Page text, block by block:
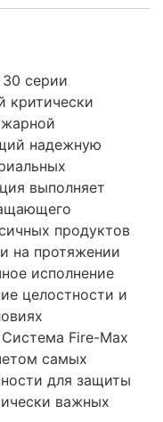
серии
критически
надежную
выполняет
продуктов
на протяжении
исполнение
целостности и
Fire-Max
самых
для защиты
важных